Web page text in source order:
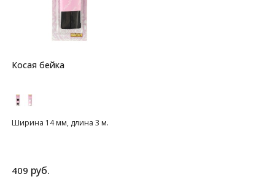
Косая бейка
Ширина 14 мм, длина 3 м.
409 руб.